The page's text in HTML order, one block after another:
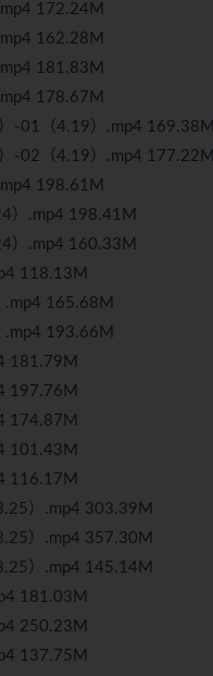
172.24M
162.28M
181.83M
178.67M
-01（4.19）.mp4 169.38M
-02（4.19）.mp4 177.22M
198.61M
）.mp4 198.41M
）.mp4 160.33M
118.13M
165.68M
193.66M
181.79M
197.76M
174.87M
101.43M
116.17M
）.mp4 303.39M
）.mp4 357.30M
）.mp4 145.14M
181.03M
250.23M
137.75M